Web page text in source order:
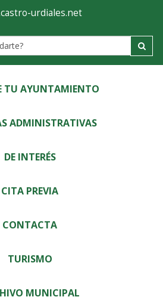
urdiales.net
Label
TU AYUNTAMIENTO
ADMINISTRATIVAS
DE INTERÉS
CITA PREVIA
CONTACTA
TURISMO
MUNICIPAL